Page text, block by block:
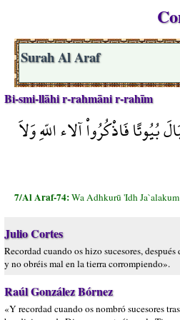
Surah Al Araf
Bi-smi-llāhi r-rahmāni r-rahīm
فَاذْكُرُواْ آلاء اللّهِ وَلاَ
7/Al Araf-74:Wa Adhkurū 'Idh
Julio Cortes
Recordad cuando os hizo sucesores,
y no obréis mal en la tierra corrompiendo».
Raúl González Bórnez
«Y recordad cuando os nombró sucesores